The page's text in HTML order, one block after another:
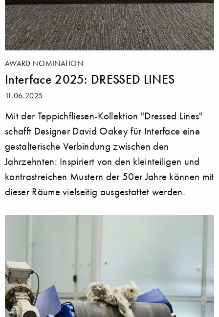
AWARD NOMINATION
Interface 2025: DRESSED LINES
11.06.2025
Mit der Teppichfliesen-Kollektion "Dressed Lines"
schafft Designer David Oakey für Interface eine
gestalterische Verbindung zwischen den
Jahrzehnten: Inspiriert von den kleinteiligen und
kontrastreichen Mustern der 50er Jahre können mit
dieser Räume vielseitig ausgestattet werden.